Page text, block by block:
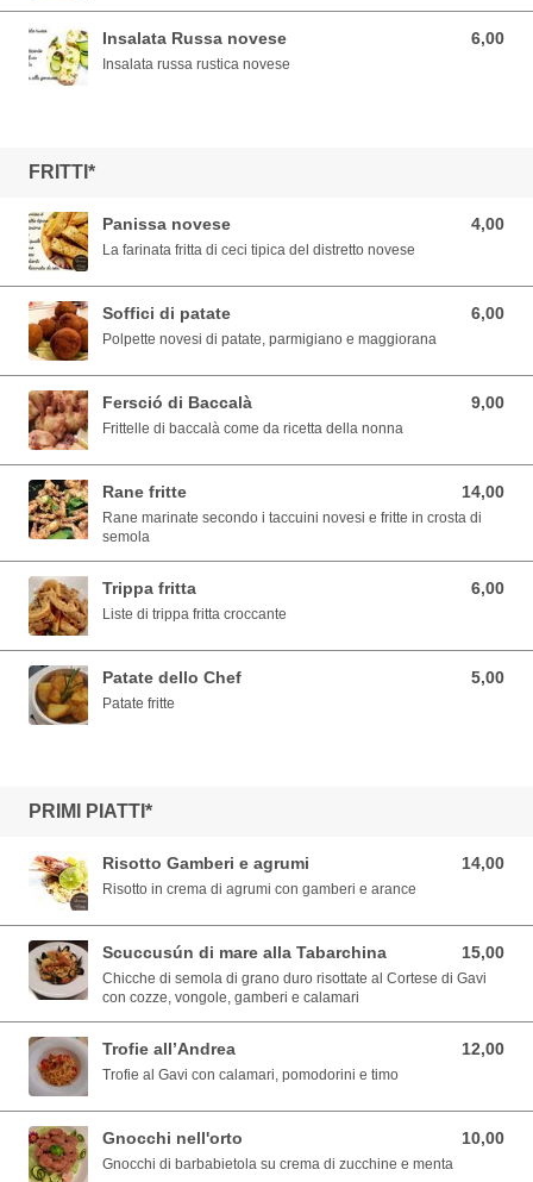
Insalata Russa novese 6,00
6,00 EUR
Insalata russa rustica novese
FRITTI*
Panissa novese 4,00
4,00 EUR
La farinata fritta di ceci tipica del distretto novese
Soffici di patate 6,00
6,00 EUR
Polpette novesi di patate, parmigiano e maggiorana
Fersció di Baccalà 9,00
9,00 EUR
Frittelle di baccalà come da ricetta della nonna
Rane fritte 14,00
14,00 EUR
Rane marinate secondo i taccuini novesi e fritte in crosta di
semola
Trippa fritta 6,00
6,00 EUR
Liste di trippa fritta croccante
Patate dello Chef 5,00
5,00 EUR
Patate fritte
PRIMI PIATTI*
Risotto Gamberi e agrumi 14,00
14,00 EUR
Risotto in crema di agrumi con gamberi e arance
Scuccusún di mare alla Tabarchina 15,00
15,00 EUR
Chicche di semola di grano duro risottate al Cortese di Gavi
con cozze, vongole, gamberi e calamari
Trofie all’Andrea 12,00
12,00 EUR
Trofie al Gavi con calamari, pomodorini e timo
Gnocchi nell'orto 10,00
10,00 EUR
Gnocchi di barbabietola su crema di zucchine e menta